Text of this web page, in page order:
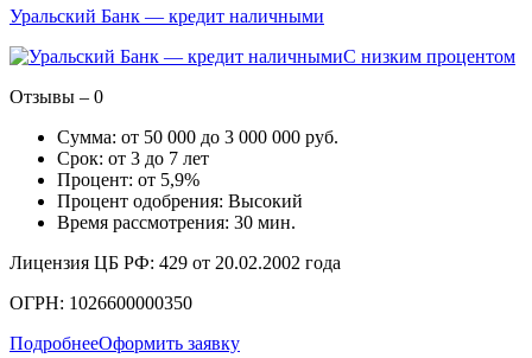
Уральский Банк — кредит наличными
С низким процентом
Отзывы – 0
Сумма: от 50 000 до 3 000 000 руб.
Срок: от 3 до 7 лет
Процент: от 5,9%
Процент одобрения: Высокий
Время рассмотрения: 30 мин.
Лицензия ЦБ РФ: 429 от 20.02.2002 года
ОГРН: 1026600000350
ПодробнееОформить заявку